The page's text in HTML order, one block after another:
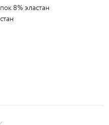
8% эластан
исключительно приятные